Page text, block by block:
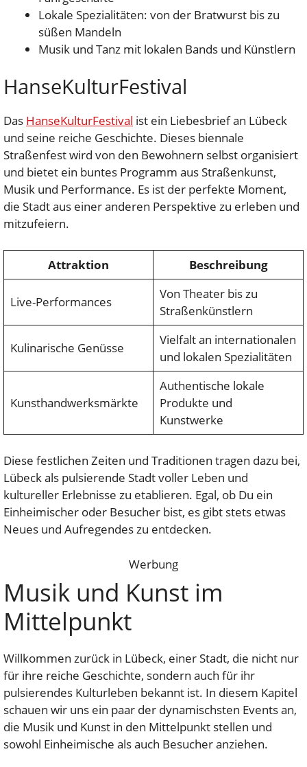
Lokale Spezialitäten: von der Bratwurst bis zu
süßen Mandeln
Musik und Tanz mit lokalen Bands und Künstlern
HanseKulturFestival
Das HanseKulturFestival ist ein Liebesbrief an Lübeck
und seine reiche Geschichte. Dieses biennale
Straßenfest wird von den Bewohnern selbst organisiert
und bietet ein buntes Programm aus Straßenkunst,
Musik und Performance. Es ist der perfekte Moment,
die Stadt aus einer anderen Perspektive zu erleben und
mitzufeiern.
Attraktion Beschreibung
Live-Performances
Von Theater bis zu
Straßenkünstlern
Kulinarische Genüsse
Vielfalt an internationalen
und lokalen Spezialitäten
Kunsthandwerksmärkte
Authentische lokale
Produkte und
Kunstwerke
Diese festlichen Zeiten und Traditionen tragen dazu bei,
Lübeck als pulsierende Stadt voller Leben und
kultureller Erlebnisse zu etablieren. Egal, ob Du ein
Einheimischer oder Besucher bist, es gibt stets etwas
Neues und Aufregendes zu entdecken.
Werbung
Musik und Kunst im
Mittelpunkt
Willkommen zurück in Lübeck, einer Stadt, die nicht nur
für ihre reiche Geschichte, sondern auch für ihr
pulsierendes Kulturleben bekannt ist. In diesem Kapitel
schauen wir uns ein paar der dynamischsten Events an,
die Musik und Kunst in den Mittelpunkt stellen und
sowohl Einheimische als auch Besucher anziehen.